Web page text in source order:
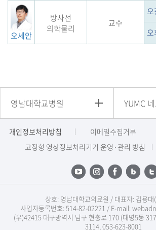
오세안
방사선
의학물리
교수
오
오
영남대학교병원 YUMC
개인정보처리방침 이메일수집거부
고정형 영상정보처리기기 운영·관리 방침
상호: 영남대학교의료원 / 대표자: 김용대
사업자등록번호: 514-82-02221 / E-mail:
(우)42415 대구광역시 남구 현충로 170 (대명5동
3114, 053-623-8001